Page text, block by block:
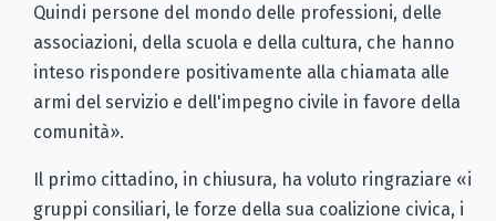
Quindi persone del mondo delle professioni, delle
associazioni, della scuola e della cultura, che hanno
inteso rispondere positivamente alla chiamata alle
armi del servizio e dell'impegno civile in favore della
comunità».
Il primo cittadino, in chiusura, ha voluto ringraziare «i
gruppi consiliari, le forze della sua coalizione civica, i